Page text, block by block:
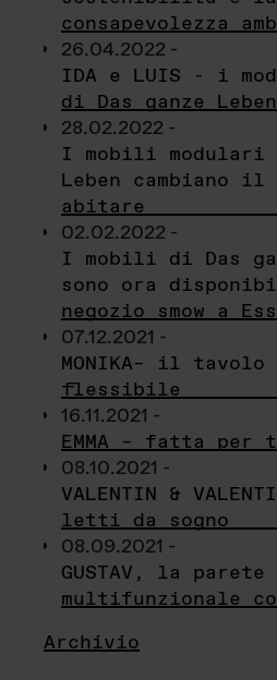
consapevolezza
26.04.2022 -
IDA e LUIS - i
di Das ganze Leben
28.02.2022 -
I mobili modulari
Leben cambiano il
abitare
02.02.2022 -
I mobili di Das
sono ora
negozio smow a
07.12.2021 -
MONIKA– il tavolo
flessibile
16.11.2021 -
EMMA – fatta
08.10.2021 -
VALENTIN &
letti da sogno
08.09.2021 -
GUSTAV, la parete
multifunzionale
Archivio